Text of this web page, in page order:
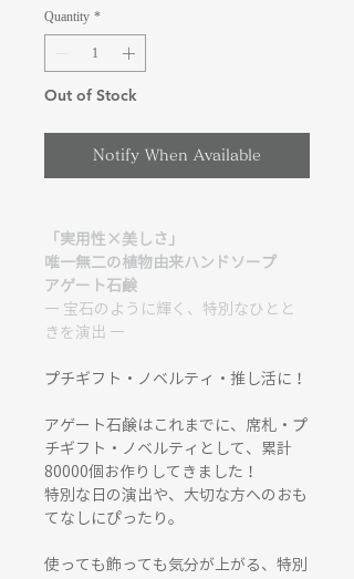
Quantity *
Out of Stock
Notify When Available
「実用性×美しさ」
唯一無二の植物由来ハンドソープ
アゲート石鹸
― 宝石のように輝く、特別なひとと
きを演出 ―
プチギフト・ノベルティ・推し活に！
アゲート石鹸はこれまでに、席札・プ
チギフト・ノベルティとして、累計
80000個お作りしてきました！
特別な日の演出や、大切な方へのおも
てなしにぴったり。
使っても飾っても気分が上がる、特別